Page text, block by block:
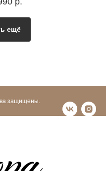
ещё
защищены.